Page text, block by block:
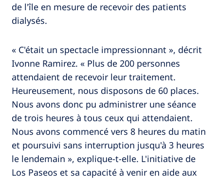
de l'île en mesure de recevoir des patients
dialysés.
« C'était un spectacle impressionnant », décrit
Ivonne Ramirez. « Plus de 200 personnes
attendaient de recevoir leur traitement.
Heureusement, nous disposons de 60 places.
Nous avons donc pu administrer une séance
de trois heures à tous ceux qui attendaient.
Nous avons commencé vers 8 heures du matin
et poursuivi sans interruption jusqu'à 3 heures
le lendemain », explique-t-elle. L'initiative de
Los Paseos et sa capacité à venir en aide aux